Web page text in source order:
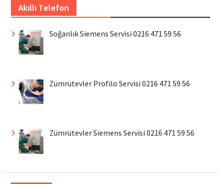
Akıllı Telefon
Soğanlık Siemens Servisi 0216 471 59 56
Zümrütevler Profilo Servisi 0216 471 59 56
Zümrütevler Siemens Servisi 0216 471 59 56